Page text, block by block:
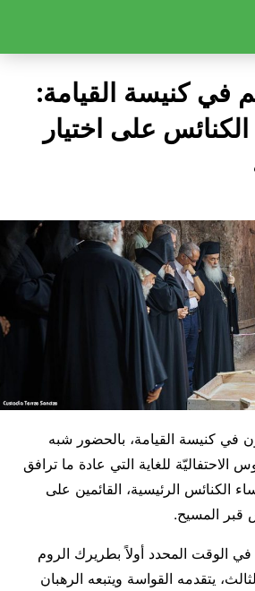
في كنيسة القيامة:
على اختيار
في كنيسة القيامة، بالحضور شبه
الاحتفاليّة للغاية التي عادة ما ترافق
الكنائس الرئيسية، القائمين على
قبر المسيح.
الوقت المحدد أولاً بطريرك الروم
يتقدمه القواسة ويتبعه الرهبان